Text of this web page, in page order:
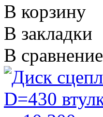
В корзину
В закладки
В сравнение